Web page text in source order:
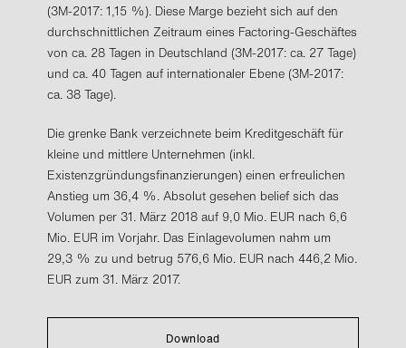
(3M-2017: 1,15 %). Diese Marge bezieht sich auf den
durchschnittlichen Zeitraum eines Factoring-Geschäftes
von ca. 28 Tagen in Deutschland (3M-2017: ca. 27 Tage)
und ca. 40 Tagen auf internationaler Ebene (3M-2017:
ca. 38 Tage).
Die grenke Bank verzeichnete beim Kreditgeschäft für
kleine und mittlere Unternehmen (inkl.
Existenzgründungsfinanzierungen) einen erfreulichen
Anstieg um 36,4 %. Absolut gesehen belief sich das
Volumen per 31. März 2018 auf 9,0 Mio. EUR nach 6,6
Mio. EUR im Vorjahr. Das Einlagevolumen nahm um
29,3 % zu und betrug 576,6 Mio. EUR nach 446,2 Mio.
EUR zum 31. März 2017.
Download